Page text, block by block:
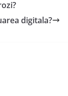
digitala?